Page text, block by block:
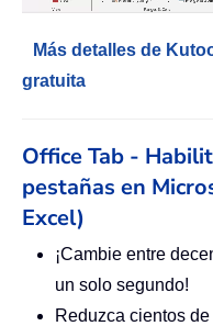
Más detalles de
gratuita
Office Tab -
pestañas en
Excel)
¡Cambie entre
un solo segundo!
Reduzca cientos